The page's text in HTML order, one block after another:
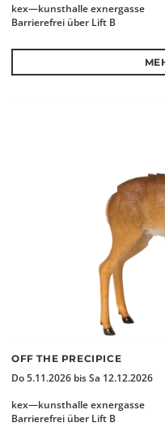
kex—kunsthalle exnergasse
Barrierefrei über Lift B
OFF THE PRECIPICE
Do 5.11.2026 bis Sa 12.12.2026
kex—kunsthalle exnergasse
Barrierefrei über Lift B